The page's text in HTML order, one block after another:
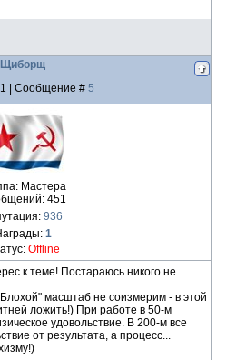
Щиборщ
| Сообщение # 5
Мастера
451
936
1
Offline
к теме! Постараюсь никого не
масштаб не соизмерим - в этой
ложить!) При работе в 50-м
удовольствие. В 200-м все
от результата, а процесс...